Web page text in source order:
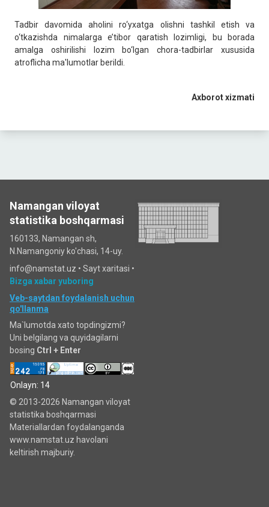
Tadbir davomida aholini ro‘yxatga olishni tashkil etish va
o‘tkazishda nimalarga e’tibor qaratish lozimligi, bu borada
amalga oshirilishi lozim bo‘lgan chora-tadbirlar xususida
atroflicha ma'lumotlar berildi.
Axborot xizmati
Namangan viloyat
statistika boshqarmasi
160133, Namangan sh,
N.Namangoniy ko'chasi, 14-uy.
info@namstat.uz • Sayt xaritasi •
Bizga xabar yuboring
Veb-saytdan foydalanish uchun
qo'llanma
Ma`lumotda xato topdingizmi?
Uni belgilang va quyidagilarni
bosing Ctrl + Enter
Onlayn: 14
© 2013-2026 Namangan viloyat
statistika boshqarmasi
Materiallardan foydalanganda
www.namstat.uz havolani
keltirish majburiy.